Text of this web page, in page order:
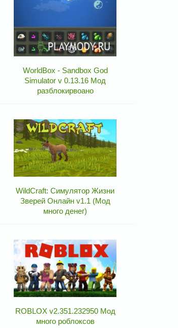
WorldBox - Sandbox God
Simulator v 0.13.16 Мод
разблокирвоано
WildCraft: Симулятор Жизни
Зверей Онлайн v1.1 (Мод
много денег)
ROBLOX v2.351.232950 Мод
много роблоксов